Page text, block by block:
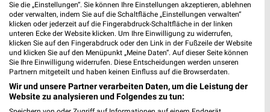
Sie die „Einstellungen“. Sie können Ihre Einstellungen akzeptieren, ablehnen
oder verwalten, indem Sie auf die Schaltfläche „Einstellungen verwalten“
klicken oder jederzeit auf die Fingerabdruck-Schaltfläche in der linken
unteren Ecke der Website klicken. Um Ihre Einwilligung zu widerrufen,
klicken Sie auf den Fingerabdruck oder den Link in der Fußzeile der Website
und klicken Sie auf den Menüpunkt „Meine Daten“. Auf dieser Seite können
Sie Ihre Einwilligung widerrufen. Diese Entscheidungen werden unseren
Partnern mitgeteilt und haben keinen Einfluss auf die Browserdaten.
Wir und unsere Partner verarbeiten Daten, um die Leistung der
Website zu analysieren und Folgendes zu tun: